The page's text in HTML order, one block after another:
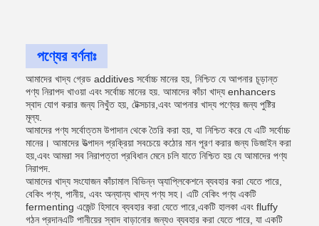
পণ্যের বর্ণনাঃ
আমাদের খাদ্য গ্রেড additives সর্বোচ্চ মানের হয়, নিশ্চিত যে আপনার চূড়ান্ত
পণ্য নিরাপদ খাওয়া এবং সর্বোচ্চ মানের হয়. আমাদের কাঁচা খাদ্য enhancers
স্বাদ যোগ করার জন্য নিখুঁত হয়, টেক্সচার,এবং আপনার খাদ্য পণ্যের জন্য পুষ্টির
মূল্য.
আমাদের পণ্য সর্বোত্তম উপাদান থেকে তৈরি করা হয়, যা নিশ্চিত করে যে এটি সর্বোচ্চ
মানের। আমাদের উত্পাদন প্রক্রিয়া সবচেয়ে কঠোর মান পূরণ করার জন্য ডিজাইন করা
হয়,এবং আমরা সব নিরাপত্তা প্রবিধান মেনে চলি যাতে নিশ্চিত হয় যে আমাদের পণ্য
নিরাপদ.
আমাদের খাদ্য সংযোজন কাঁচামাল বিভিন্ন অ্যাপ্লিকেশনে ব্যবহার করা যেতে পারে,
বেকিং পণ্য, পানীয়, এবং অন্যান্য খাদ্য পণ্য সহ। এটি বেকিং পণ্য একটি
fermenting এজেন্ট হিসাবে ব্যবহার করা যেতে পারে,একটি হালকা এবং fluffy
গঠন প্রদানএটি পানীয়ের স্বাদ বাড়ানোর জন্যও ব্যবহার করা যেতে পারে, যা একটি